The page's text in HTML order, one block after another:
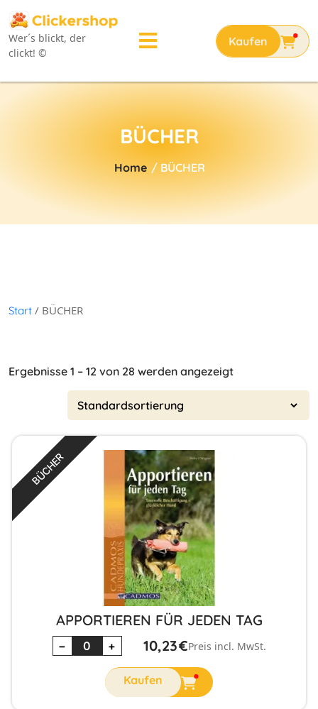
Wer´s blickt, der
clickt! ©
BÜCHER
Home / BÜCHER
Start / BÜCHER
Ergebnisse 1 – 12 von 28 werden angezeigt
APPORTIEREN FÜR JEDEN TAG
− + 10,23€Preis incl. MwSt.
BÜCHER